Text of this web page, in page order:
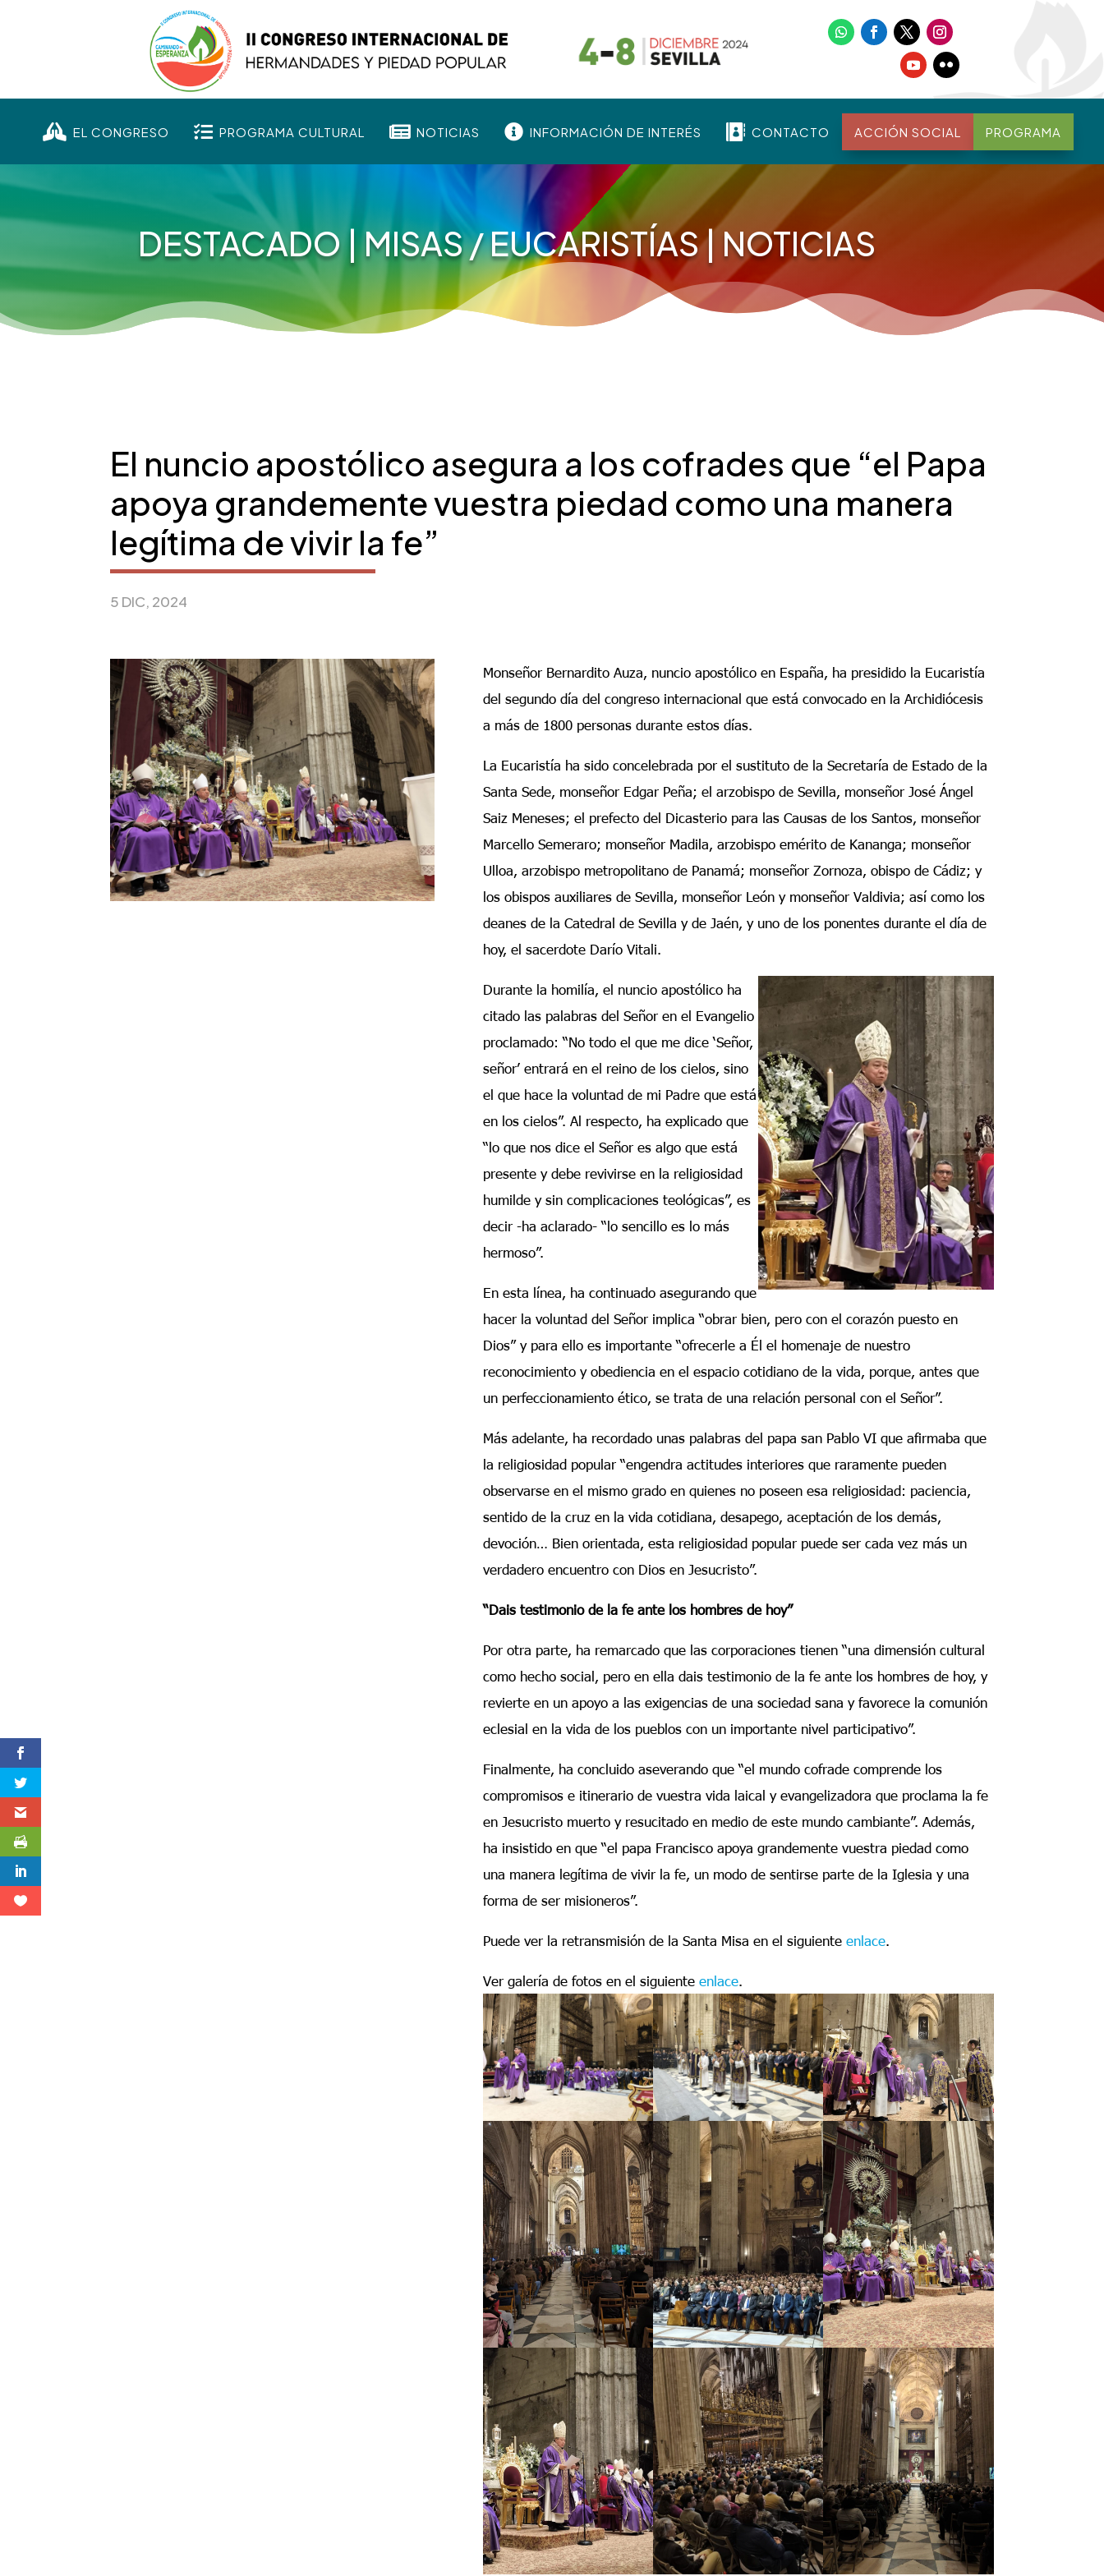
 EL CONGRESO  PROGRAMA CULTURAL  NOTICIAS  INFORMACIÓN DE INTERÉS  CONTACTO ACCIÓN SOCIAL PROGRAMA
DESTACADO|MISAS / EUCARISTÍAS|NOTICIAS
El nuncio apostólico asegura a los cofrades que “el Papa
apoya grandemente vuestra piedad como una manera
legítima de vivir la fe”
5 DIC, 2024
Monseñor Bernardito Auza, nuncio apostólico en España, ha presidido la Eucaristía
del segundo día del congreso internacional que está convocado en la Archidiócesis
a más de 1800 personas durante estos días.
La Eucaristía ha sido concelebrada por el sustituto de la Secretaría de Estado de la
Santa Sede, monseñor Edgar Peña; el arzobispo de Sevilla, monseñor José Ángel
Saiz Meneses; el prefecto del Dicasterio para las Causas de los Santos, monseñor
Marcello Semeraro; monseñor Madila, arzobispo emérito de Kananga; monseñor
Ulloa, arzobispo metropolitano de Panamá; monseñor Zornoza, obispo de Cádiz; y
los obispos auxiliares de Sevilla, monseñor León y monseñor Valdivia; así como los
deanes de la Catedral de Sevilla y de Jaén, y uno de los ponentes durante el día de
hoy, el sacerdote Darío Vitali.
Durante la homilía, el nuncio apostólico ha
citado las palabras del Señor en el Evangelio
proclamado: “No todo el que me dice ‘Señor,
señor’ entrará en el reino de los cielos, sino
el que hace la voluntad de mi Padre que está
en los cielos”. Al respecto, ha explicado que
“lo que nos dice el Señor es algo que está
presente y debe revivirse en la religiosidad
humilde y sin complicaciones teológicas”, es
decir -ha aclarado- “lo sencillo es lo más
hermoso”.
En esta línea, ha continuado asegurando que
hacer la voluntad del Señor implica “obrar bien, pero con el corazón puesto en
Dios” y para ello es importante “ofrecerle a Él el homenaje de nuestro
reconocimiento y obediencia en el espacio cotidiano de la vida, porque, antes que
un perfeccionamiento ético, se trata de una relación personal con el Señor”.
Más adelante, ha recordado unas palabras del papa san Pablo VI que afirmaba que
la religiosidad popular “engendra actitudes interiores que raramente pueden
observarse en el mismo grado en quienes no poseen esa religiosidad: paciencia,
sentido de la cruz en la vida cotidiana, desapego, aceptación de los demás,
devoción… Bien orientada, esta religiosidad popular puede ser cada vez más un
verdadero encuentro con Dios en Jesucristo”.
“Dais testimonio de la fe ante los hombres de hoy”
Por otra parte, ha remarcado que las corporaciones tienen “una dimensión cultural
como hecho social, pero en ella dais testimonio de la fe ante los hombres de hoy, y
revierte en un apoyo a las exigencias de una sociedad sana y favorece la comunión
eclesial en la vida de los pueblos con un importante nivel participativo”.
Finalmente, ha concluido aseverando que “el mundo cofrade comprende los
compromisos e itinerario de vuestra vida laical y evangelizadora que proclama la fe
en Jesucristo muerto y resucitado en medio de este mundo cambiante”. Además,
ha insistido en que “el papa Francisco apoya grandemente vuestra piedad como
una manera legítima de vivir la fe, un modo de sentirse parte de la Iglesia y una
forma de ser misioneros”.
Puede ver la retransmisión de la Santa Misa en el siguienteenlace.
Ver galería de fotos en el siguienteenlace.